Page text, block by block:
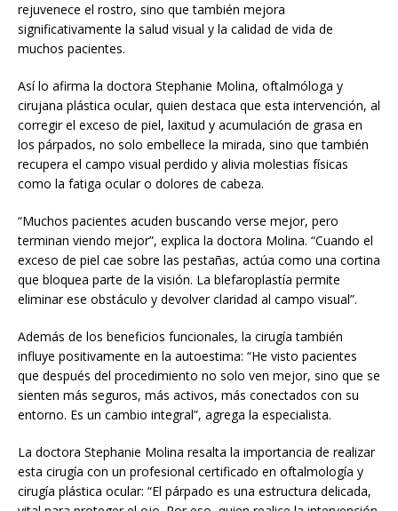
rejuvenece el rostro, sino que también mejora
significativamente la salud visual y la calidad de vida de
muchos pacientes.
Así lo afirma la doctora Stephanie Molina, oftalmóloga y
cirujana plástica ocular, quien destaca que esta intervención, al
corregir el exceso de piel, laxitud y acumulación de grasa en
los párpados, no solo embellece la mirada, sino que también
recupera el campo visual perdido y alivia molestias físicas
como la fatiga ocular o dolores de cabeza.
“Muchos pacientes acuden buscando verse mejor, pero
terminan viendo mejor”, explica la doctora Molina. “Cuando el
exceso de piel cae sobre las pestañas, actúa como una cortina
que bloquea parte de la visión. La blefaroplastía permite
eliminar ese obstáculo y devolver claridad al campo visual”.
Además de los beneficios funcionales, la cirugía también
influye positivamente en la autoestima: “He visto pacientes
que después del procedimiento no solo ven mejor, sino que se
sienten más seguros, más activos, más conectados con su
entorno. Es un cambio integral”, agrega la especialista.
La doctora Stephanie Molina resalta la importancia de realizar
esta cirugía con un profesional certificado en oftalmología y
cirugía plástica ocular: “El párpado es una estructura delicada,